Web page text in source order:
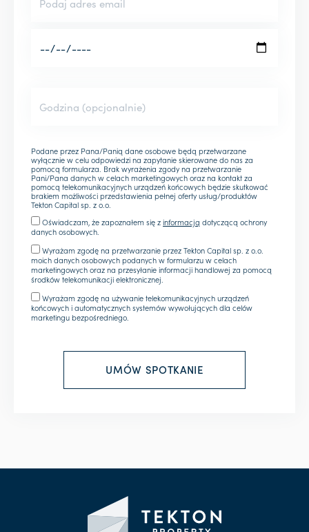
Podane przez Pana/Panią dane osobowe będą przetwarzane
wyłącznie w celu odpowiedzi na zapytanie skierowane do nas za
pomocą formularza. Brak wyrażenia zgody na przetwarzanie
Pani/Pana danych w celach marketingowych oraz na kontakt za
pomocą telekomunikacyjnych urządzeń końcowych będzie skutkować
brakiem możliwości przedstawienia pełnej oferty usług/produktów
Tekton Capital sp. z o.o.
Oświadczam, że zapoznałem się zinformacją dotyczącą ochrony
danych osobowych.
Wyrażam zgodę na przetwarzanie przez Tekton Capital sp. z o.o.
moich danych osobowych podanych w formularzu w celach
marketingowych oraz na przesyłanie informacji handlowej za pomocą
środków telekomunikacji elektronicznej.
Wyrażam zgodę na używanie telekomunikacyjnych urządzeń
końcowych i automatycznych systemów wywołujących dla celów
marketingu bezpośredniego.